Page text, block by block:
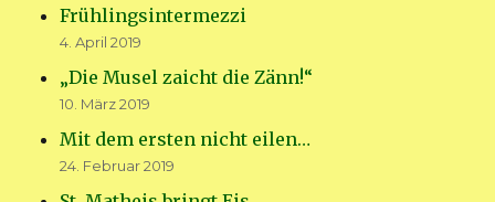
Frühlingsintermezzi
4. April 2019
„Die Musel zaicht die Zänn!“
10. März 2019
Mit dem ersten nicht eilen…
24. Februar 2019